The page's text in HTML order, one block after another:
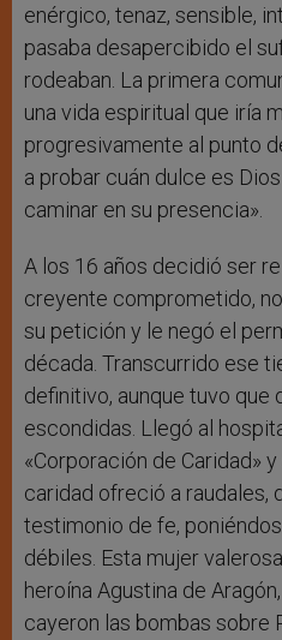
enérgico, tenaz, sensible,
pasaba desapercibido el
rodeaban. La primera
una vida espiritual que iría
progresivamente al punto
a probar cuán dulce es
caminar en su presencia».
A los 16 años decidió ser
creyente comprometido,
su petición y le negó el
década. Transcurrido ese
definitivo, aunque tuvo que
escondidas. Llegó al
«Corporación de Caridad»
caridad ofreció a raudales,
testimonio de fe,
débiles. Esta mujer
heroína Agustina de
cayeron las bombas sobre